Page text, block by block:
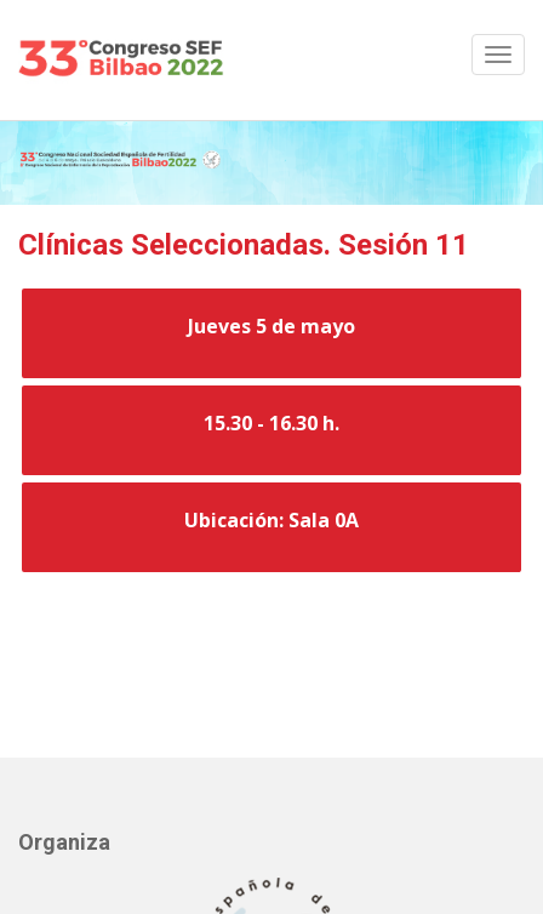
Clínicas Seleccionadas. Sesión 11
Jueves 5 de mayo
15.30 - 16.30 h.
Ubicación: Sala 0A
Organiza